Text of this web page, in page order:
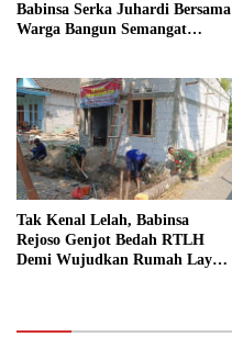
Babinsa Serka Juhardi Bersama
Warga Bangun Semangat
Tak Kenal Lelah, Babinsa
Rejoso Genjot Bedah RTLH
Demi Wujudkan Rumah Layak